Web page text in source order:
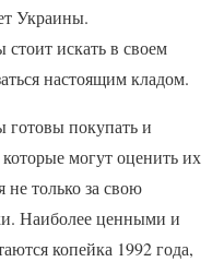
Украины.
искать в своем
настоящим кладом.
покупать и
могут оценить их
не только за свою
Наиболее ценными и
копейка 1992 года,